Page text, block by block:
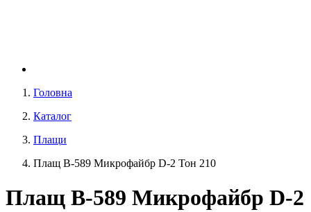
Головна
Каталог
Плащи
Плащ В-589 Микрофайбр D-2 Тон 210
Плащ В-589 Микрофайбр D-2